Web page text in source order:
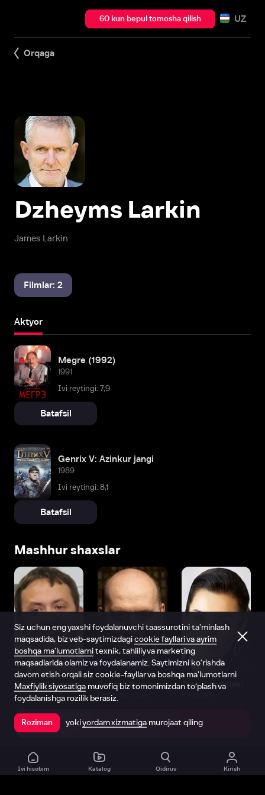
60 kun bepul tomosha qilish UZ
Orqaga
James Larkin
Dzheyms Larkin
Filmlar: 2
Aktyor
Megre (1992)
1991
Ivi reytingi: 7,9
Batafsil
Genrix V: Azinkur jangi
1989
Ivi reytingi: 8,1
Batafsil
Mashhur shaxslar
Vitaliy Shlyappo
Produser
Sergey Burunov
Dublyaj aktyori
Tina Kandelaki
Ilovada ochish
Ivi hisobim Katalog Qidiruv Kirish
Siz uchun eng yaxshi foydalanuvchi taassurotini ta’minlash
maqsadida, biz veb-saytimizdagicookie fayllari va ayrim
boshqa ma’lumotlarnitexnik, tahliliy va marketing
maqsadlarida olamiz va foydalanamiz. Saytimizni ko‘rishda
davom etish orqali siz cookie-fayllar va boshqa ma’lumotlarni
Maxfiylik siyosatiga muvofiq biz tomonimizdan to‘plash va
foydalanishga rozilik berasiz.
Roziman yokiyordam xizmatiga murojaat qiling